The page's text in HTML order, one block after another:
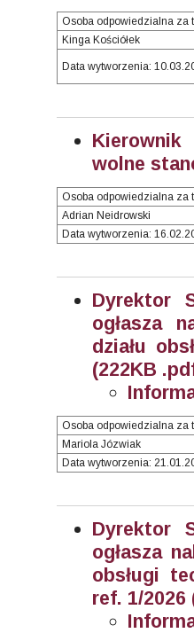
Osoba odpowiedzialna za
Kinga Kościółek
Data wytworzenia:
wolne
Osoba odpowiedzialna za
Adrian Neidrowski
Data wytworzenia:
Dyrektor
ogłasza
działu
(222KB
Osoba odpowiedzialna za
Mariola Józwiak
Data wytworzenia:
Dyrektor
ogłasza
obsługi
ref. 1/2026